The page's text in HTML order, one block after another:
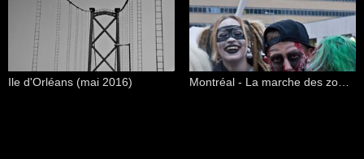
Ile d'Orléans (mai 2016) Montréal - La marche des zombies